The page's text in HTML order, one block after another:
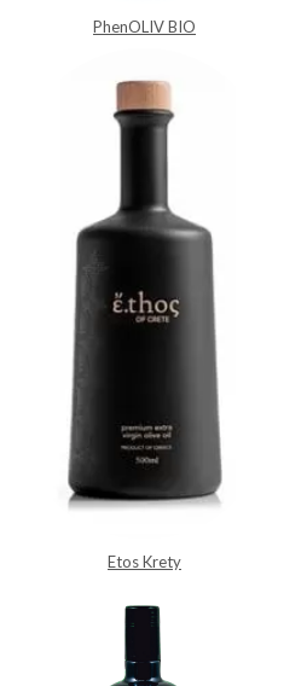
PhenOLIV BIO
Etos Krety